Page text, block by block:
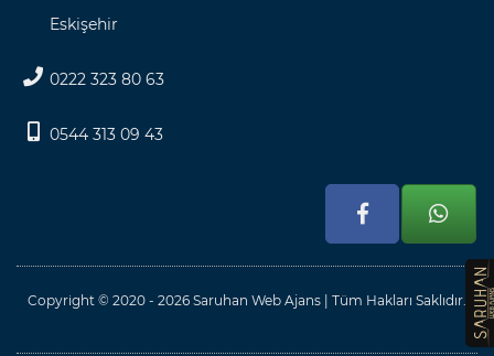
Eskişehir
0222 323 80 63
0544 313 09 43
Copyright © 2020 - 2026 Saruhan Web Ajans | Tüm Hakları Saklıdır.